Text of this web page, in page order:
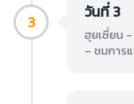
3 วันที่ 3
ฮุยเซี่ยน
– ชมการ